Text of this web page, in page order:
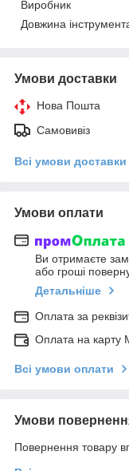
Виробник
Довжина
Умови доставки
Нова Пошта
Самовивіз
Всі умови доставки
Умови оплати
Ви отримаєте
або гроші
Детальніше
Оплата за
Оплата на карту
Всі умови оплати
Умови
Повернення товару